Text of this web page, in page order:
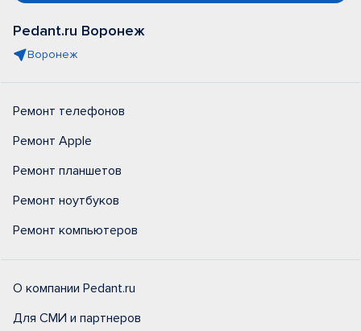
Pedant.ru Воронеж
Воронеж
Ремонт телефонов
Ремонт Apple
Ремонт планшетов
Ремонт ноутбуков
Ремонт компьютеров
О компании Pedant.ru
Для СМИ и партнеров